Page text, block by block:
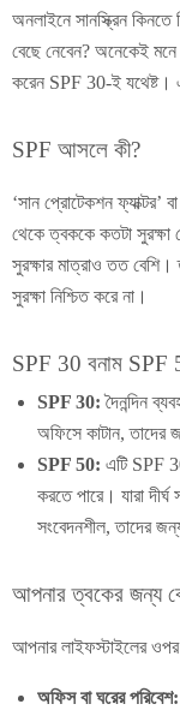
অনলাইনে সানস্ক্রিন
বেছে নেবেন? অনেকেই
করেন SPF 30-ই যথেষ্ট।
SPF আসলে কী?
‘সান প্রোটেকশন ফ্যাক্টর’ বা
থেকে ত্বককে কতটা সুরক্ষা
সুরক্ষার মাত্রাও তত বেশি।
সুরক্ষা নিশ্চিত করে না।
SPF 30 বনাম SPF
SPF 30:দৈনন্দিন
অফিসে কাটান, তাদের
SPF 50: এটি SPF
করতে পারে। যারা
সংবেদনশীল, তাদের
আপনার ত্বকের জন্য
আপনার লাইফস্টাইলের ওপর
অফিস বা ঘরের পরিবেশ: